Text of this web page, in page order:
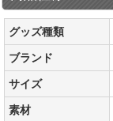
グッズ種類
ブランド
サイズ
素材